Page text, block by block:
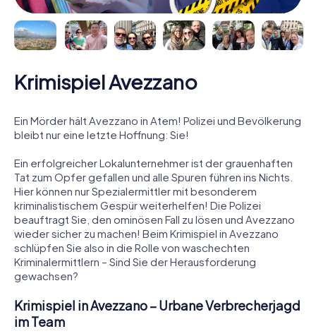
Krimispiel Avezzano
Ein Mörder hält Avezzano in Atem! Polizei und Bevölkerung
bleibt nur eine letzte Hoffnung: Sie!
Ein erfolgreicher Lokalunternehmer ist der grauenhaften
Tat zum Opfer gefallen und alle Spuren führen ins Nichts.
Hier können nur Spezialermittler mit besonderem
kriminalistischem Gespür weiterhelfen! Die Polizei
beauftragt Sie, den ominösen Fall zu lösen und Avezzano
wieder sicher zu machen! Beim Krimispiel in Avezzano
schlüpfen Sie also in die Rolle von waschechten
Kriminalermittlern – Sind Sie der Herausforderung
gewachsen?
Krimispiel in Avezzano – Urbane Verbrecherjagd
im Team